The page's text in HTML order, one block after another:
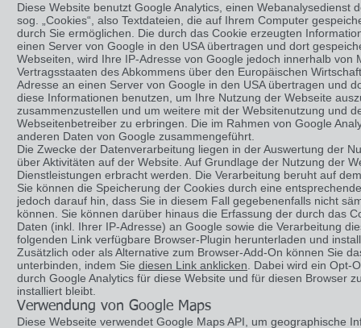
Diese Website benutzt Google Analytics, einen
sog. „Cookies“, also Textdateien, die auf Ihrem Computer
durch Sie ermöglichen. Die durch das Cookie erzeugten
einen Server von Google in den USA übertragen und dort
Webseiten, wird Ihre IP-Adresse von Google jedoch innerhalb
Vertragsstaaten des Abkommens über den Europäischen
Adresse an einen Server von Google in den USA übertragen und
diese Informationen benutzen, um Ihre Nutzung der Webseite
zusammenzustellen und um weitere mit der Websitenutzung und
Webseitenbetreiber zu erbringen. Die im Rahmen von Google
anderen Daten von Google zusammengeführt.
Die Zwecke der Datenverarbeitung liegen in der Auswertung der
über Aktivitäten auf der Website. Auf Grundlage der Nutzung der
Dienstleistungen erbracht werden. Die Verarbeitung beruht auf
Sie können die Speicherung der Cookies durch eine
jedoch darauf hin, dass Sie in diesem Fall gegebenenfalls nicht
können. Sie können darüber hinaus die Erfassung der durch das
Daten (inkl. Ihrer IP-Adresse) an Google sowie die Verarbeitung
folgenden Link verfügbare Browser-Plugin herunterladen und
Zusätzlich oder als Alternative zum Browser-Add-On können Sie
unterbinden, indem Sie diesen Link anklicken . Dabei wird ein
durch Google Analytics für diese Website und für diesen Browser
installiert bleibt.
Verwendung von Google Maps
Diese Webseite verwendet Google Maps API, um geographische